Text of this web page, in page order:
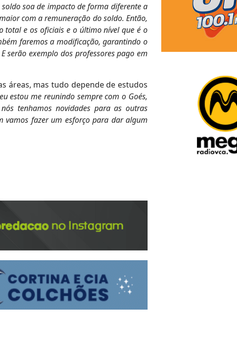
soa de impacto de forma diferente a
com a remuneração do soldo. Então,
total e os oficiais e o último nível que é o
faremos a modificação, garantindo o
serão exemplo dos professores pago em
áreas, mas tudo depende de estudos
estou me reunindo sempre com o Goés,
tenhamos novidades para as outras
vamos fazer um esforço para dar algum